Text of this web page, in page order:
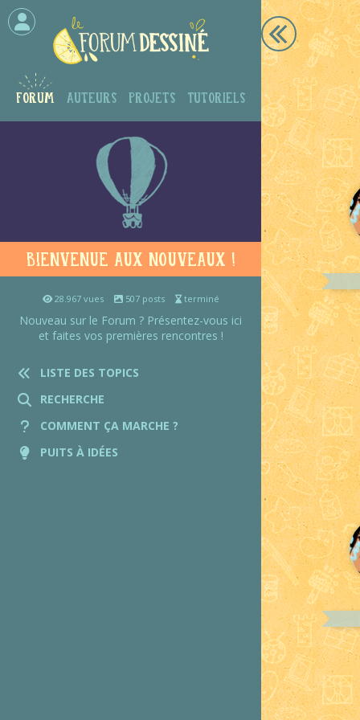
Forum Auteurs Projets Tutoriels
Bienvenue aux nouveaux !
28.967 vues 507 posts terminé
Nouveau sur le Forum ? Présentez-vous ici
et faites vos premières rencontres !
LISTE DES TOPICS
RECHERCHE
COMMENT ÇA MARCHE ?
PUITS À IDÉES